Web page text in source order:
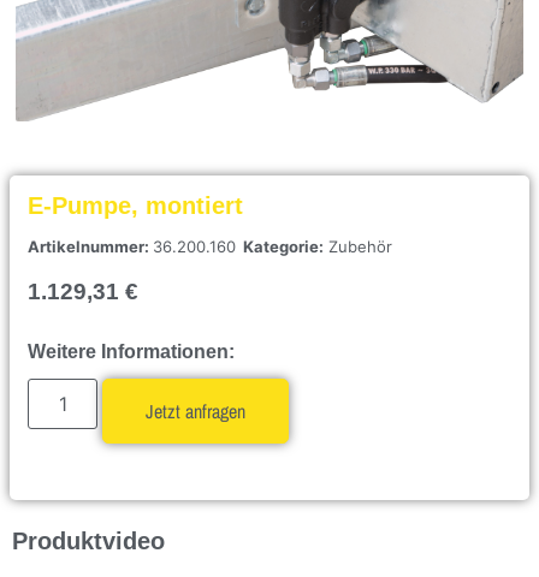
E-Pumpe, montiert
Artikelnummer: 36.200.160 Kategorie: Zubehör
1.129,31 €
Weitere Informationen:
Jetzt anfragen
Produktvideo